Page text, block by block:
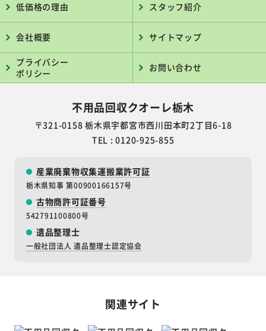
低価格の理由 スタッフ紹介
会社概要 サイトマップ
プライバシー
ポリシー
お問い合わせ
不用品回収クオーレ栃木
〒321-0158 栃木県宇都宮市西川田本町2丁目6-18
TEL : 0120-925-855
産業廃棄物収集運搬業許可証
栃木県知事 第00900166157号
古物商許可証番号
542791100800号
遺品整理士
一般社団法人 遺品整理士認定協会
関連サイト